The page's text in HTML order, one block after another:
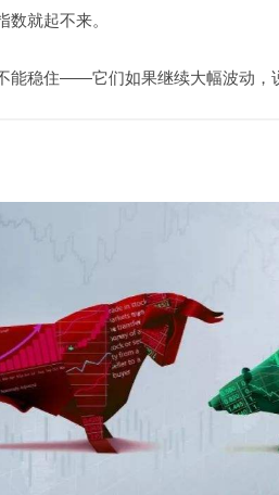
数就起不来。
能稳住——它们如果继续大幅波动，